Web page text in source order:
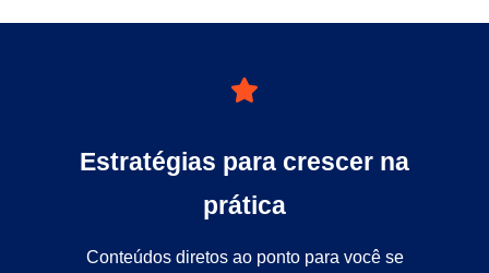
Estratégias para crescer na
prática
Conteúdos diretos ao ponto para você se